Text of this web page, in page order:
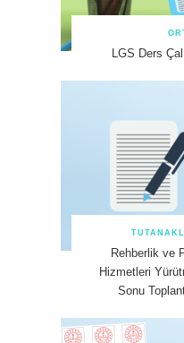
LGS Ders
Rehberlik ve
Hizmetleri
Sonu